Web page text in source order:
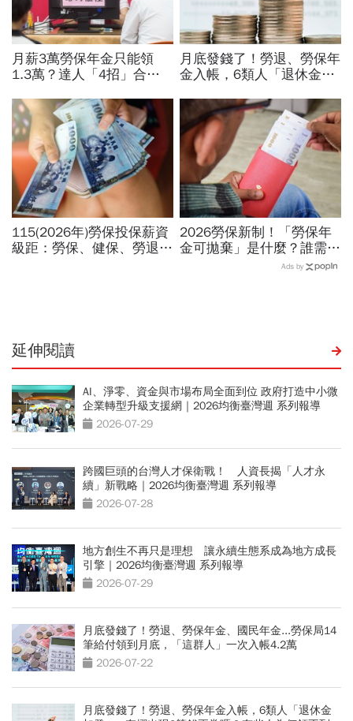
月薪3萬勞保年金只能領
1.3萬？達人「4招」合法
闆加薪、退休月領2.5萬年
金
月底發錢了！勞退、勞保年
金入帳，6類人「退休金加
嗎？有些人為何領不到
115(2026年)勞保投保薪資
級距：勞保、健保、勞退提
2026勞保新制！「勞保年
金可拋棄」是什麼？誰需要
申請、有哪些條件、能恢復
Ads by
延伸閱讀
AI、淨零、資金與市場布局全面到位 政府打造中小微
企業轉型升級支援網｜2026均衡臺灣週 系列報導
2026-07-29
跨國巨頭的台灣人才保衛戰！ 人資長揭「人才永
續」新戰略｜2026均衡臺灣週 系列報導
2026-07-28
地方創生不再只是理想 讓永續生態系成為地方成長
引擎｜2026均衡臺灣週 系列報導
2026-07-29
月底發錢了！勞退、勞保年金、國民年金...勞保局14
筆給付領到月底，「這群人」一次入帳4.2萬
2026-07-22
月底發錢了！勞退、勞保年金入帳，6類人「退休金